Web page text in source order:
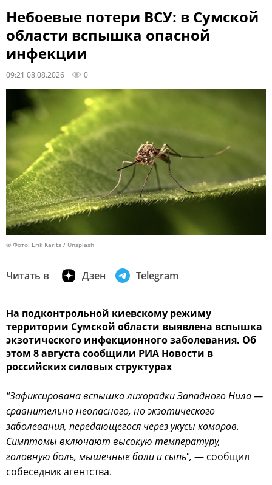
Небоевые потери ВСУ: в Сумской
области вспышка опасной
инфекции
09:21 08.08.2026 0
© Фото: Erik Karits / Unsplash
Читать в Дзен Telegram
На подконтрольной киевскому режиму
территории Сумской области выявлена вспышка
экзотического инфекционного заболевания. Об
этом 8 августа сообщили РИА Новости в
российских силовых структурах
"Зафиксирована вспышка лихорадки Западного Нила —
сравнительно неопасного, но экзотического
заболевания, передающегося через укусы комаров.
Симптомы включают высокую температуру,
головную боль, мышечные боли и сыпь", — сообщил
собеседник агентства.